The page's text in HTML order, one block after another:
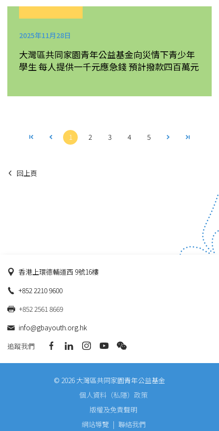
2025年11月28日
大灣區共同家園青年公益基金向災情下青少年
學生 每人提供一千元應急錢 預計撥款四百萬元
1 2 3 4 5
回上頁
香港上環德輔道西 9號16樓
+852 2210 9600
+852 2561 8669
info@gbayouth.org.hk
追蹤我們
© 2026 大灣區共同家園青年公益基金
個人資料（私隱）政策
版權及免責聲明
網站導覽 | 聯絡我們